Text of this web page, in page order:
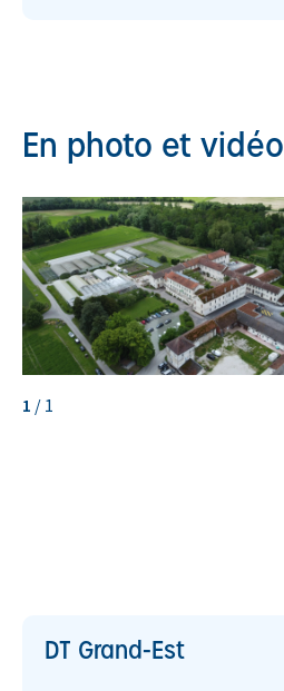
En photo et vidéo
1 /1
DT Grand-Est